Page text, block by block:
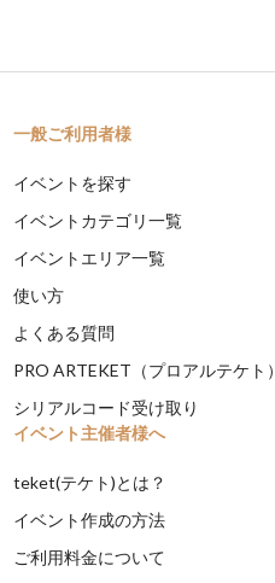
一般ご利用者様
イベントを探す
イベントカテゴリ一覧
イベントエリア一覧
使い方
よくある質問
PRO ARTEKET（プロアルテケト）
シリアルコード受け取り
イベント主催者様へ
teket(テケト)とは？
イベント作成の方法
ご利用料金について